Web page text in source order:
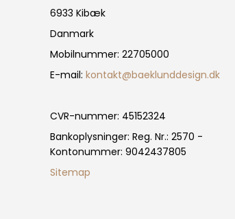
6933 Kibæk
Danmark
Mobilnummer: 22705000
E-mail: kontakt@baeklunddesign.dk
CVR-nummer: 45152324
Bankoplysninger: Reg. Nr.: 2570 -
Kontonummer: 9042437805
Sitemap